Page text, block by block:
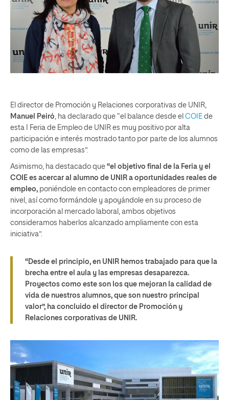
El director de Promoción y Relaciones corporativas de UNIR,
Manuel Peiró, ha declarado que “el balance desde el COIE de
esta I Feria de Empleo de UNIR es muy positivo por alta
participación e interés mostrado tanto por parte de los alumnos
como de las empresas”.
Asimismo, ha destacado que “el objetivo final de la Feria y el
COIE es acercar al alumno de UNIR a oportunidades reales de
empleo, poniéndole en contacto con empleadores de primer
nivel, así como formándole y apoyándole en su proceso de
incorporación al mercado laboral, ambos objetivos
consideramos haberlos alcanzado ampliamente con esta
iniciativa”.
“Desde el principio, en UNIR hemos trabajado para que la
brecha entre el aula y las empresas desaparezca.
Proyectos como este son los que mejoran la calidad de
vida de nuestros alumnos, que son nuestro principal
valor”, ha concluido el director de Promoción y
Relaciones corporativas de UNIR.